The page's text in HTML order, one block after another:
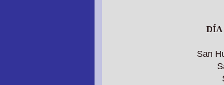
DÍA
San